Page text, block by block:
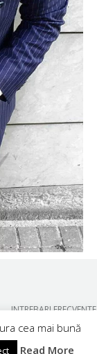
INTREBARI FRECVENTE
cea mai bună
Read More